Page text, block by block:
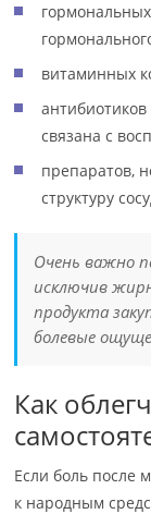
витаминных
связана с
препаратов,
структуру
Очень важно
исключив
продукта
болевые
Как
Если боль после
к народным